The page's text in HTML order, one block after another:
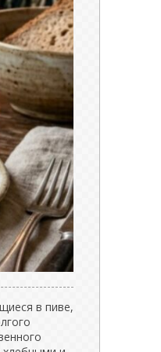
в пиве,